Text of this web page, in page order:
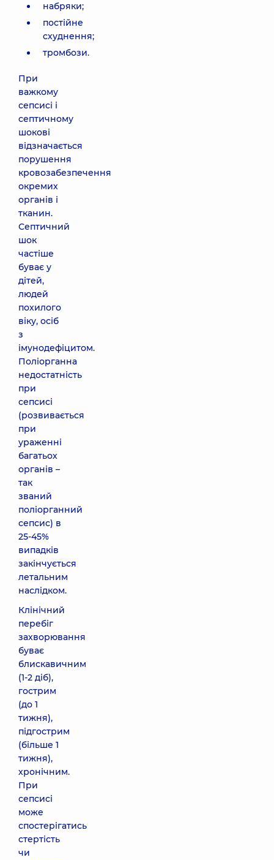
набряки;
постійне
схуднення;
тромбози.
При
важкому
сепсисі і
септичному
шокові
відзначається
порушення
кровозабезпечення
окремих
органів і
тканин.
Септичний
шок
частіше
буває у
дітей,
людей
похилого
віку, осіб
з
імунодефіцитом.
Поліорганна
недостатність
при
сепсисі
(розвивається
при
ураженні
багатьох
органів –
так
званий
поліорганний
сепсис) в
25-45%
випадків
закінчується
летальним
наслідком.
Клінічний
перебіг
захворювання
буває
блискавичним
(1-2 діб),
гострим
(до 1
тижня),
підгострим
(більше 1
тижня),
хронічним.
При
сепсисі
може
спостерігатись
стертість
чи